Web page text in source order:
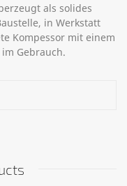
als solides
in Werkstatt
Kompessor mit einem
Gebrauch.